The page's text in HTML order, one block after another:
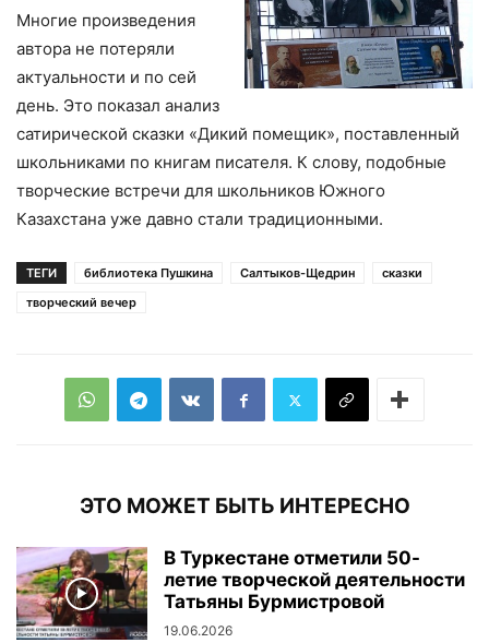
Многие произведения
автора не потеряли
актуальности и по сей
день. Это показал анализ
сатирической сказки «Дикий помещик», поставленный
школьниками по книгам писателя. К слову, подобные
творческие встречи для школьников Южного
Казахстана уже давно стали традиционными.
ТЕГИ библиотека Пушкина Салтыков-Щедрин
сказки
творческий вечер
ЭТО МОЖЕТ БЫТЬ ИНТЕРЕСНО
В Туркестане отметили 50-
летие творческой деятельности
Татьяны Бурмистровой
19.06.2026